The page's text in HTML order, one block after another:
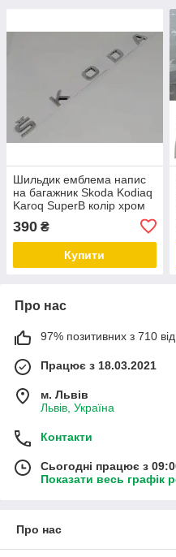
Шильдик емблема напис
на багажник Skoda Kodiaq
Karoq SuperB колір хром
390 ₴
Купити
Про нас
97% позитивних з 710
Працює з 18.03.2021
м. Львів
Львів, Україна
Контакти
Сьогодні працює з
Показати весь графік
Про нас